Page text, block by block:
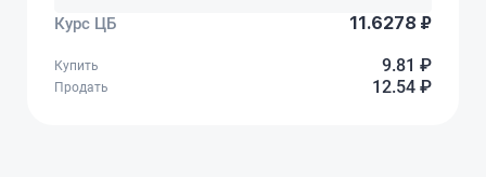
Курс ЦБ 11.6278 ₽
Купить 9.81 ₽
Продать 12.54 ₽